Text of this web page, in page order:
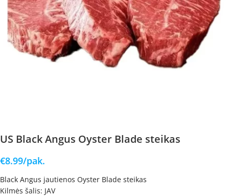
US Black Angus Oyster Blade steikas
€8.99/pak.
Black Angus jautienos Oyster Blade steikas
Kilmės šalis: JAV